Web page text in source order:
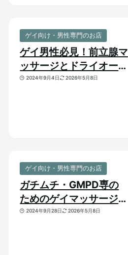
ゲイ向け・男性専門のお店
ゲイ男性必見！前立腺マ
ッサージとドライオーガ
ズム【はじめての前立腺
2024年9月4日 2026年5月8日
ゲイ向け・男性専門のお店
ガチムチ・GMPD専の
ためのゲイマッサージ
【太め・熊系のおすすめ
2024年9月28日 2026年5月8日